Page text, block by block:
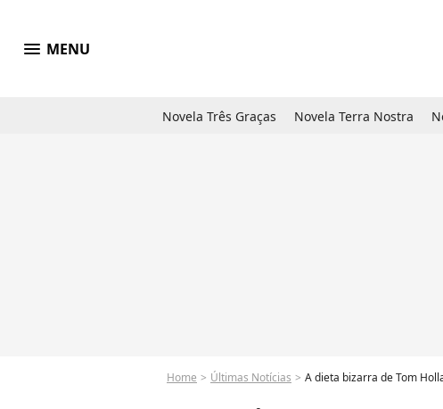
menu MENU
Novela Três Graças Novela Terra Nostra
Home Últimas Notícias A dieta bizarra de Tom